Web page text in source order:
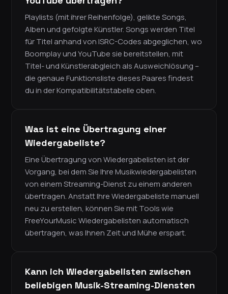
Playlists (mit ihrer Reihenfolge), gelikte Songs,
Alben und gefolgte Künstler. Songs werden Titel
für Titel anhand von ISRC-Codes abgeglichen, wo
Boomplay und YouTube sie bereitstellen, mit
Titel- und Künstlerabgleich als Ausweichlösung –
die genaue Funktionsliste dieses Paares findest
du in der Kompatibilitätstabelle oben.
Was ist eine Übertragung einer
Wiedergabeliste?
Eine Übertragung von Wiedergabelisten ist der
Vorgang, bei dem Sie Ihre Musikwiedergabelisten
von einem Streaming-Dienst zu einem anderen
übertragen. Anstatt Ihre Wiedergabeliste manuell
neu zu erstellen, können Sie mit Tools wie
FreeYourMusic Wiedergabelisten automatisch
übertragen, was Ihnen Zeit und Mühe erspart.
Kann ich Wiedergabelisten zwischen
beliebigen Musik-Streaming-Diensten